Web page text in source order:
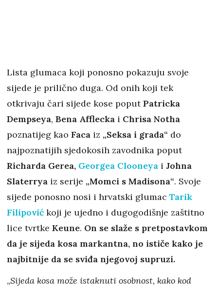
Lista glumaca koji ponosno pokazuju svoje
sijede je prilično duga. Od onih koji tek
otkrivaju čari sijede kose poputPatricka
Dempseya, Bena Afflecka i Chrisa Notha
poznatijeg kao Faca iz „Seksa i grada“ do
najpoznatijih sjedokosih zavodnika poput
Richarda Gerea, Georgea Clooneya i Johna
Slaterrya iz serije „Momci s Madisona“. Svoje
sijede ponosno nosi i hrvatski glumac Tarik
Filipović koji je ujedno i dugogodišnje zaštitno
lice tvrtke Keune. On se slaže s pretpostavkom
da je sijeda kosa markantna, no ističe kako je
najbitnije da se sviđa njegovoj supruzi.
„Sijeda kosa može istaknuti osobnost, kako kod